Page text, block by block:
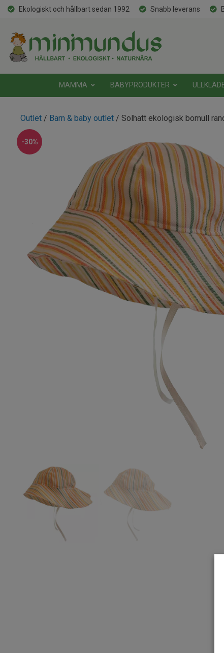
Ekologiskt och hållbart sedan 1992 Snabb leverans
MAMMA BABYPRODUKTER
Outlet / Barn & baby outlet / Solhatt ekologisk bomull
-30%